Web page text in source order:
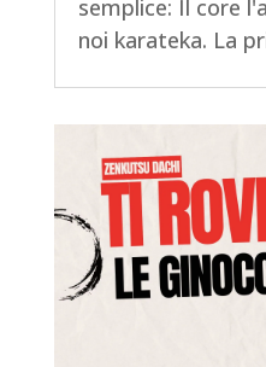
semplice: Il core
noi karateka. La